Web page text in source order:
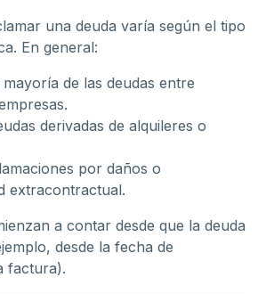
una deuda varía según el tipo
En general:
de las deudas entre
derivadas de alquileres o
por daños o
extracontractual.
a contar desde que la deuda
desde la fecha de
factura).